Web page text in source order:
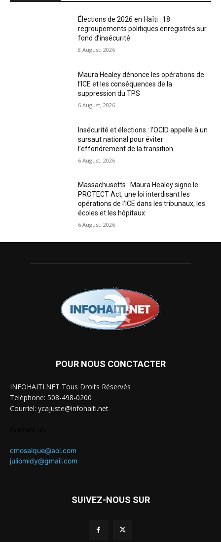
Élections de 2026 en Haïti : 18
regroupements politiques enregistrés sur
fond d’insécurité
8 August, 2026
Maura Healey dénonce les opérations de
l’ICE et les conséquences de la
suppression du TPS
6 August, 2026
Insécurité et élections : l’OCID appelle à un
sursaut national pour éviter
l’effondrement de la transition
6 August, 2026
Massachusetts : Maura Healey signe le
PROTECT Act, une loi interdisant les
opérations de l’ICE dans les tribunaux, les
écoles et les hôpitaux
6 August, 2026
POUR NOUS CONCTACTER
INFOHAITI.NET Tous Droits Réservés
Teléphone: 508-498-0200
Courriel: ycajuste@infohaiti.net
cmosaique@aol.com
juliomidy@gmail.com
SUIVEZ-NOUS SUR